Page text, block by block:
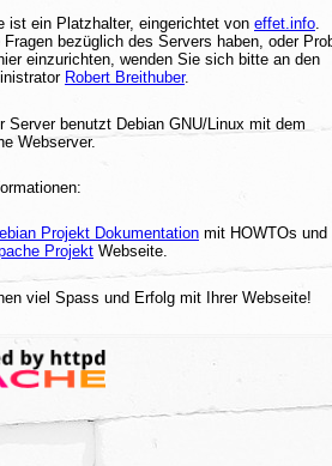
ist ein Platzhalter, eingerichtet von effet.info.
bezüglich des Servers haben, oder
einzurichten, wenden Sie sich bitte an den
Robert Breithuber.
Server benutzt Debian GNU/Linux mit dem
Webserver.
Projekt Dokumentation mit HOWTOs und
Projekt Webseite.
viel Spass und Erfolg mit Ihrer Webseite!